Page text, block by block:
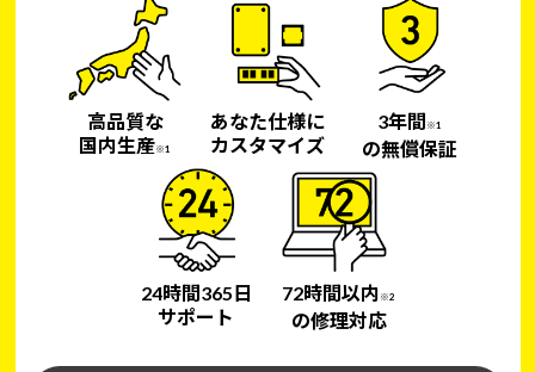
高品質な
国内生産※1
あなた仕様に
カスタマイズ
3年間 ※1
の無償保証
24時間365日
サポート
72時間以内 ※2
の修理対応